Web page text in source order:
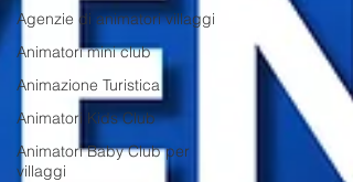
Agenzie di animatori villaggi
Animatori mini club
Animazione Turistica
Animatori Kids Club
Animatori Baby Club per
villaggi